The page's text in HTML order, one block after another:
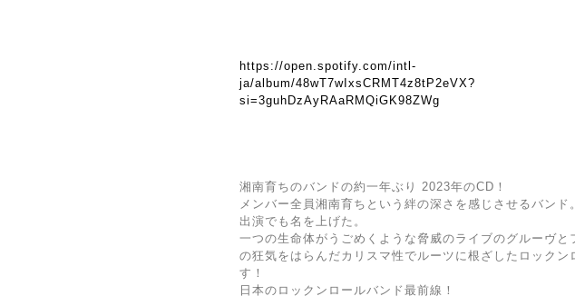
https://open.spotify.com/intl-
ja/album/48wT7wIxsCRMT4z8tP2eVX?
si=3guhDzAyRAaRMQiGK98ZWg
湘南育ちのバンドの約一年ぶり 2023年のCD！
メンバー全員湘南育ちという絆の深さを感じさせるバンド
出演でも名を上げた。
一つの生命体がうごめくような脅威のライブのグルーヴと
の狂気をはらんだカリスマ性でルーツに根ざしたロックン
す！
日本のロックンロールバンド最前線！